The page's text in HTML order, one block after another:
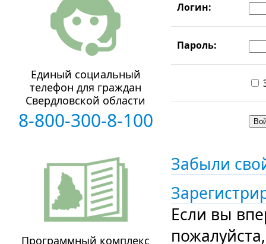
Логин:
Пароль:
Забыли
Если вы
Единый социальный
телефон для граждан
Свердловской области
8-800-300-8-100
Программный комплекс